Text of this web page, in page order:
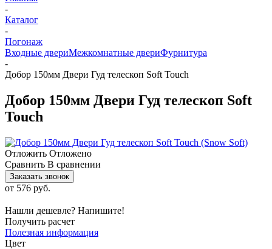
-
Каталог
-
Погонаж
Входные двериМежкомнатные двериФурнитура
-
Добор 150мм Двери Гуд телескоп Soft Touch
Добор 150мм Двери Гуд телескоп Soft
Touch
Отложить Отложено
Сравнить В сравнении
Заказать звонок
от 576 руб.
Нашли дешевле? Напишите!
Получить расчет
Полезная информация
Цвет